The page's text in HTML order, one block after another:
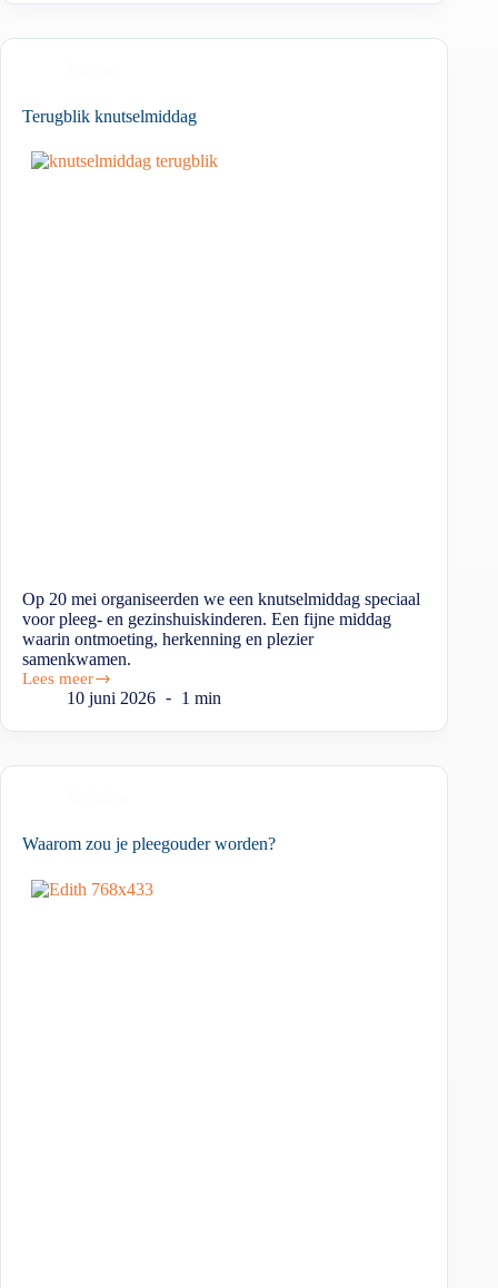
Terugblik knutselmiddag
Op 20 mei organiseerden we een knutselmiddag speciaal
voor pleeg- en gezinshuiskinderen. Een fijne middag
waarin ontmoeting, herkenning en plezier
samenkwamen.
Lees meer
10 juni 2026 1 min
Waarom zou je pleegouder worden?